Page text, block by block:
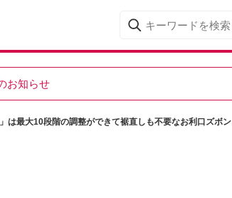
お知らせ
は最大10段階の調整ができて裾直しも不要なお利口ズボン